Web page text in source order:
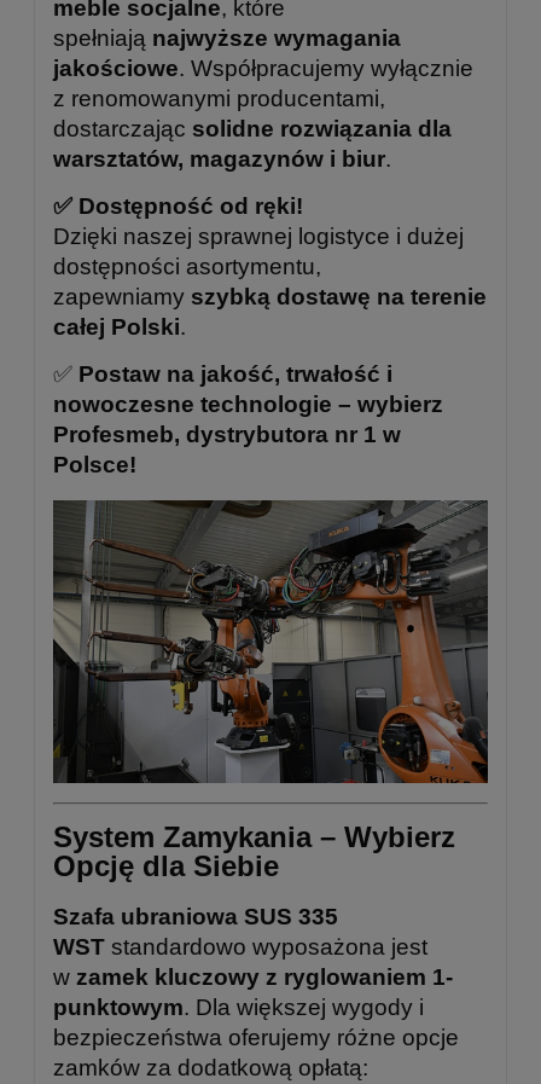
meble socjalne, które
spełniają najwyższe wymagania
jakościowe. Współpracujemy wyłącznie
z renomowanymi producentami,
dostarczając solidne rozwiązania dla
warsztatów, magazynów i biur.
✅ Dostępność od ręki!
Dzięki naszej sprawnej logistyce i dużej
dostępności asortymentu,
zapewniamy szybką dostawę na terenie
całej Polski.
✅ Postaw na jakość, trwałość i
nowoczesne technologie – wybierz
Profesmeb, dystrybutora nr 1 w
Polsce!
System Zamykania – Wybierz
Opcję dla Siebie
Szafa ubraniowa SUS 335
WST standardowo wyposażona jest
w zamek kluczowy z ryglowaniem 1-
punktowym. Dla większej wygody i
bezpieczeństwa oferujemy różne opcje
zamków za dodatkową opłatą: